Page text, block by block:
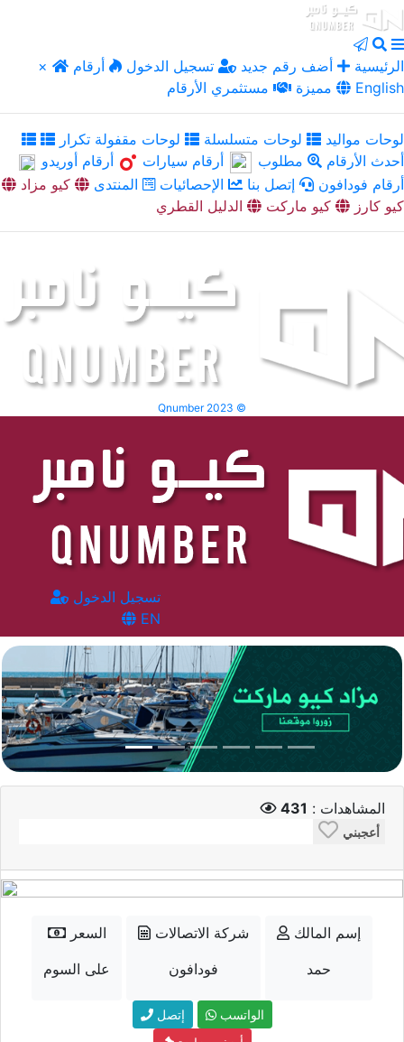
× الرئيسية أضف رقم جديد تسجيل الدخول
أرقام
مميزة
مستثمري الأرقام English
لوحات مواليد لوحات متسلسلة
لوحات مقفولة تكرار
أحدث الأرقام
مطلوب أرقام سيارات
أرقام أوريدو
أرقام فودافون
إتصل بنا الإحصائيات المنتدى
كيو مزاد
كيو كارز
كيو ماركت الدليل القطري
Qnumber 2023 ©
تسجيل الدخول
EN